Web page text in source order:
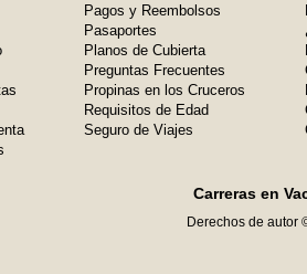
Pagos y Reembolsos
Pasaportes
Planos de Cubierta
Preguntas Frecuentes
Propinas en los Cruceros
Requisitos de Edad
Seguro de Viajes
Carreras en
Derechos de autor